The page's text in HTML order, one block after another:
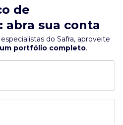
de
sua conta
do Safra, aproveite
portfólio completo.